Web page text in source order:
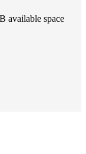
available space